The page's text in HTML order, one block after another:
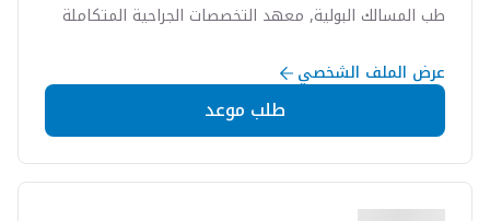
طب المسالك البولية, معهد التخصصات الجراحية المتكاملة
عرض الملف الشخصي
طلب موعد